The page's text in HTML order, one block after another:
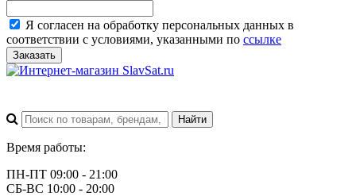
Я согласен на обработку персональных данных в
соответствии с условиями, указанными по ссылке
Заказать
Время работы:
ПН-ПТ 09:00 - 21:00
СБ-ВС 10:00 - 20:00